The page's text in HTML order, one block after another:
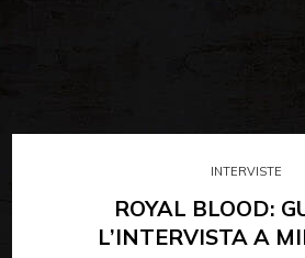
INTERVISTE
ROYAL BLOOD:
L’INTERVISTA A